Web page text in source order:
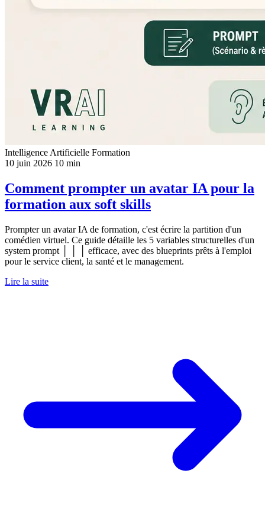
Intelligence Artificielle Formation
10 juin 2026 10 min
Comment prompter un avatar IA pour la
formation aux soft skills
Prompter un avatar IA de formation, c'est écrire la partition d'un
comédien virtuel. Ce guide détaille les 5 variables structurelles d'un
system prompt │ │ │ efficace, avec des blueprints prêts à l'emploi
pour le service client, la santé et le management.
Lire la suite